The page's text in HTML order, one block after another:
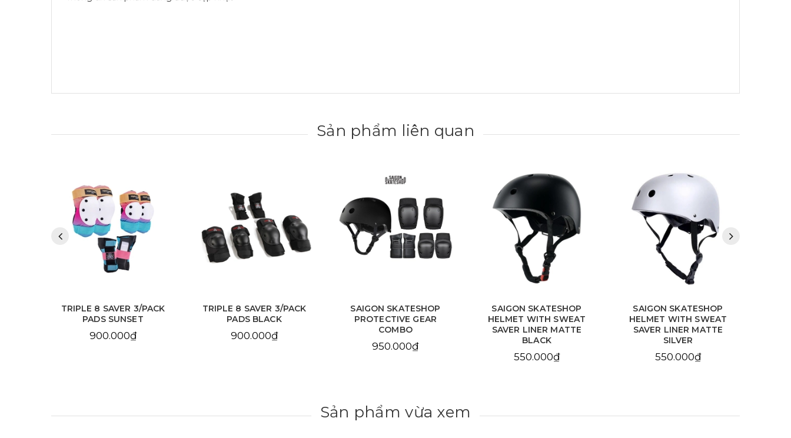
Sản phẩm liên quan
TRIPLE 8 SAVER 3/PACK
PADS SUNSET
900.000₫
TRIPLE 8 SAVER 3/PACK
PADS BLACK
900.000₫
SAIGON SKATESHOP
PROTECTIVE GEAR
COMBO
950.000₫
SAIGON SKATESHOP
HELMET WITH SWEAT
SAVER LINER MATTE
BLACK
550.000₫
SAIGON SKATESHOP
HELMET WITH SWEAT
SAVER LINER MATTE
SILVER
550.000₫
Sản phẩm vừa xem